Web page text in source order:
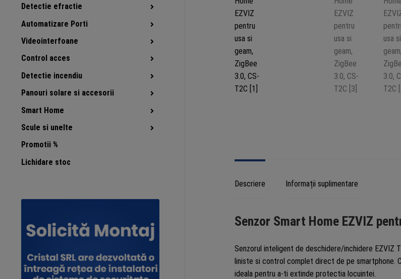
Descriere Informații suplimentare
Senzor Smart Home EZVIZ
Senzorul inteligent de deschidere/inchidere EZVIZ
liniste si control complet direct de pe smartphone.
ideala pentru a-ti extinde protectia locuintei.
Detectie efractie
Automatizare Porti
Videointerfoane
Control acces
Detectie incendiu
Panouri solare si accesorii
Smart Home
Scule si unelte
Promotii %
Lichidare stoc